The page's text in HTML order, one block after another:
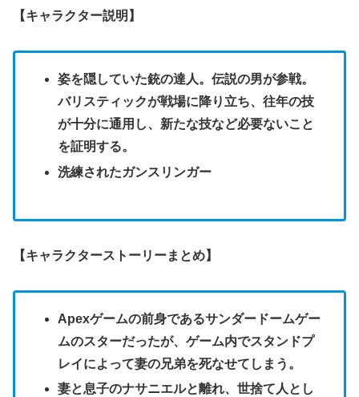
【キャラクター説明】
姿を隠していた銃の達人。伝説の男が参戦。
バリスティックが戦場に降り立ち、往年の技
が十分に通用し、新たな技など必要ないこと
を証明する。
洗練されたガンスリンガー
【キャラクターストーリーまとめ】
Apexゲームの前身であるサンダードームゲー
ムのスターだったが、ゲーム内でスタンドプ
レイによって妻の兄弟を死なせてしまう。
妻と息子のナサニエルと離れ、世捨て人とし